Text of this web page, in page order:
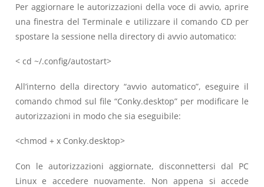
Per aggiornare le autorizzazioni della voce di avvio, aprire
una finestra del Terminale e utilizzare il comando CD per
spostare la sessione nella directory di avvio automatico:
< cd ~/.config/autostart>
All’interno della directory “avvio automatico”, eseguire il
comando chmod sul file “Conky.desktop” per modificare le
autorizzazioni in modo che sia eseguibile:
<chmod + x Conky.desktop>
Con le autorizzazioni aggiornate, disconnettersi dal PC
Linux e accedere nuovamente. Non appena si accede